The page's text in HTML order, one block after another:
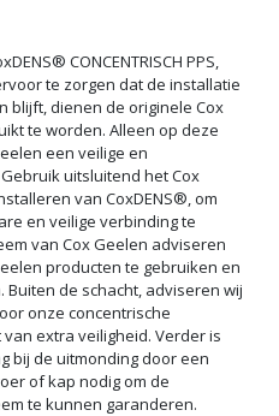
CONCENTRISCH PPS,
te zorgen dat de installatie
blijft, dienen de originele Cox
te worden. Alleen op deze
een veilige en
uitsluitend het Cox
van CoxDENS®, om
en veilige verbinding te
van Cox Geelen adviseren
producten te gebruiken en
Buiten de schacht, adviseren wij
onze concentrische
extra veiligheid. Verder is
bij de uitmonding door een
of kap nodig om de
te kunnen garanderen.